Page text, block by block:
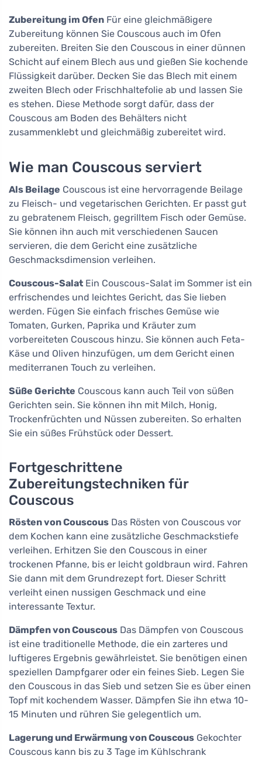
Zubereitung im Ofen Für eine gleichmäßigere
Zubereitung können Sie Couscous auch im Ofen
zubereiten. Breiten Sie den Couscous in einer dünnen
Schicht auf einem Blech aus und gießen Sie kochende
Flüssigkeit darüber. Decken Sie das Blech mit einem
zweiten Blech oder Frischhaltefolie ab und lassen Sie
es stehen. Diese Methode sorgt dafür, dass der
Couscous am Boden des Behälters nicht
zusammenklebt und gleichmäßig zubereitet wird.
Wie man Couscous serviert
Als Beilage Couscous ist eine hervorragende Beilage
zu Fleisch- und vegetarischen Gerichten. Er passt gut
zu gebratenem Fleisch, gegrilltem Fisch oder Gemüse.
Sie können ihn auch mit verschiedenen Saucen
servieren, die dem Gericht eine zusätzliche
Geschmacksdimension verleihen.
Couscous-Salat Ein Couscous-Salat im Sommer ist ein
erfrischendes und leichtes Gericht, das Sie lieben
werden. Fügen Sie einfach frisches Gemüse wie
Tomaten, Gurken, Paprika und Kräuter zum
vorbereiteten Couscous hinzu. Sie können auch Feta-
Käse und Oliven hinzufügen, um dem Gericht einen
mediterranen Touch zu verleihen.
Süße Gerichte Couscous kann auch Teil von süßen
Gerichten sein. Sie können ihn mit Milch, Honig,
Trockenfrüchten und Nüssen zubereiten. So erhalten
Sie ein süßes Frühstück oder Dessert.
Fortgeschrittene
Zubereitungstechniken für
Couscous
Rösten von Couscous Das Rösten von Couscous vor
dem Kochen kann eine zusätzliche Geschmackstiefe
verleihen. Erhitzen Sie den Couscous in einer
trockenen Pfanne, bis er leicht goldbraun wird. Fahren
Sie dann mit dem Grundrezept fort. Dieser Schritt
verleiht einen nussigen Geschmack und eine
interessante Textur.
Dämpfen von Couscous Das Dämpfen von Couscous
ist eine traditionelle Methode, die ein zarteres und
luftigeres Ergebnis gewährleistet. Sie benötigen einen
speziellen Dampfgarer oder ein feines Sieb. Legen Sie
den Couscous in das Sieb und setzen Sie es über einen
Topf mit kochendem Wasser. Dämpfen Sie ihn etwa 10-
15 Minuten und rühren Sie gelegentlich um.
Lagerung und Erwärmung von Couscous Gekochter
Couscous kann bis zu 3 Tage im Kühlschrank